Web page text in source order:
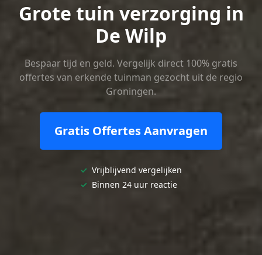
Grote tuin verzorging in
De Wilp
Bespaar tijd en geld. Vergelijk direct 100% gratis
offertes van erkende tuinman gezocht uit de regio
Groningen.
Gratis Offertes Aanvragen
✓ Vrijblijvend vergelijken
✓ Binnen 24 uur reactie